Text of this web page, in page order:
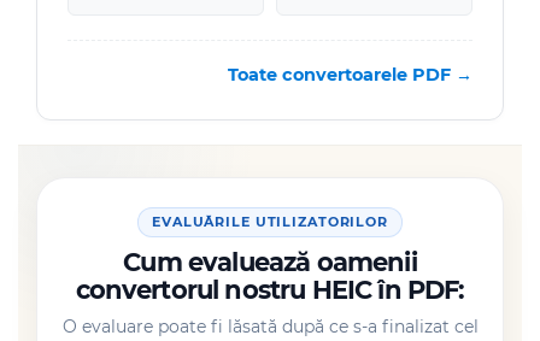
Toate convertoarele PDF →
EVALUĂRILE UTILIZATORILOR
Cum evaluează oamenii
convertorul nostru HEIC în PDF:
O evaluare poate fi lăsată după ce s-a finalizat cel